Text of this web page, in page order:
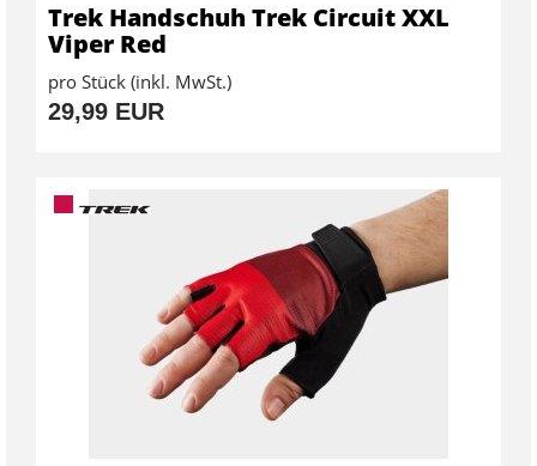
Trek Handschuh Trek Circuit XXL
Viper Red
pro Stück (inkl. MwSt.)
29,99 EUR